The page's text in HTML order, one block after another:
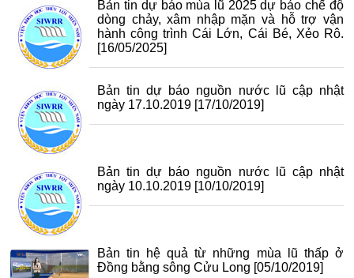
Bản tin dự báo mùa lũ 2025 dự báo chế độ
dòng chảy, xâm nhập mặn và hỗ trợ vận
hành công trình Cái Lớn, Cái Bé, Xẻo Rô.
[16/05/2025]
Bản tin dự báo nguồn nước lũ cập nhật
ngày 17.10.2019 [17/10/2019]
Bản tin dự báo nguồn nước lũ cập nhật
ngày 10.10.2019 [10/10/2019]
Bản tin hệ quả từ những mùa lũ thấp ở
Đồng bằng sông Cửu Long [05/10/2019]